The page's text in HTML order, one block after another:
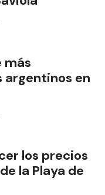
más
argentinos en
los precios
la Playa de